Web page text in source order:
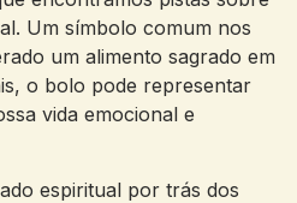
Um‌ símbolo comum nos​
um alimento sagrado em
​o bolo pode representar
‌vida emocional ‍e
espiritual por trás ⁣dos